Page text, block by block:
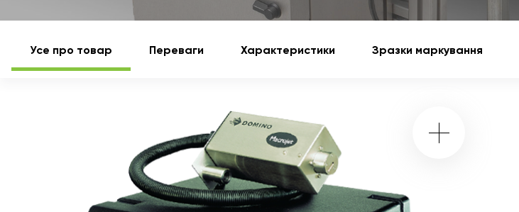
Усе про товар Переваги Характеристики Зразки маркування